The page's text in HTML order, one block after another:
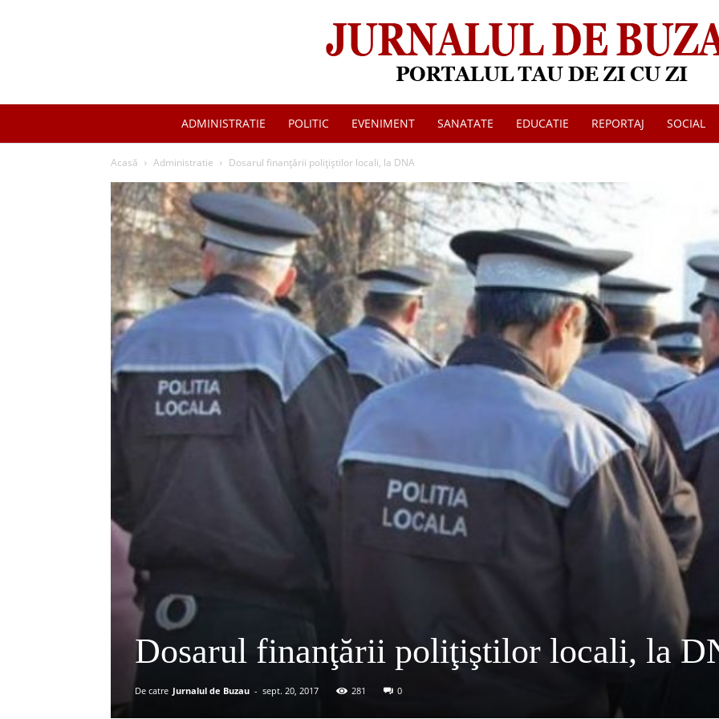
Jurnalul
de
Buzau
ADMINISTRATIE POLITIC EVENIMENT SANATATE EDUCATIE REPORTAJ SOCIAL
Acasă Administratie Dosarul finanţării poliţiştilor locali, la DNA
Dosarul finanţării poliţiştilor locali, la
De catre Jurnalul de Buzau - sept. 20, 2017 281 0